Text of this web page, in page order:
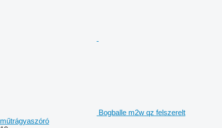
Bogballe m2w qz felszerelt
műtrágyaszóró